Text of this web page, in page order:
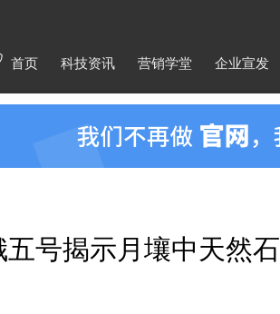
首页 科技资讯 营销学堂 企业宣发
号揭示月壤中天然